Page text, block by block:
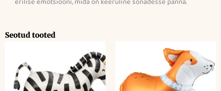
Seotud tooted